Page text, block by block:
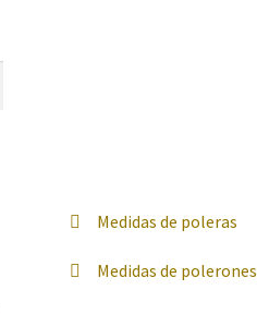
Medidas de poleras
Medidas de polerones